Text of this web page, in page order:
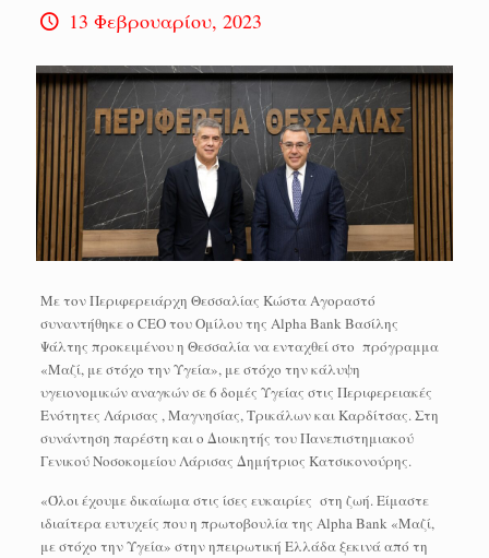
13 Φεβρουαρίου, 2023
Με τον Περιφερειάρχη Θεσσαλίας Κώστα Αγοραστό
συναντήθηκε ο CEO του Ομίλου της Alpha Bank Βασίλης
Ψάλτης προκειμένου η Θεσσαλία να ενταχθεί στο πρόγραμμα
«Μαζί, με στόχο την Υγεία», με στόχο την κάλυψη
υγειονομικών αναγκών σε 6 δομές Υγείας στις Περιφερειακές
Ενότητες Λάρισας , Μαγνησίας, Τρικάλων και Καρδίτσας. Στη
συνάντηση παρέστη και ο Διοικητής του Πανεπιστημιακού
Γενικού Νοσοκομείου Λάρισας Δημήτριος Κατσικονούρης.
«Όλοι έχουμε δικαίωμα στις ίσες ευκαιρίες στη ζωή. Είμαστε
ιδιαίτερα ευτυχείς που η πρωτοβουλία της Alpha Bank «Μαζί,
με στόχο την Υγεία» στην ηπειρωτική Ελλάδα ξεκινά από τη